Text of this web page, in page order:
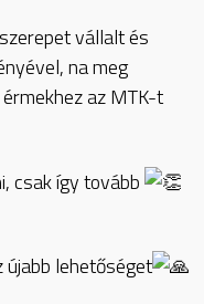
vállalt és
na meg
az MTK-t
csak így tovább
újabb lehetőséget